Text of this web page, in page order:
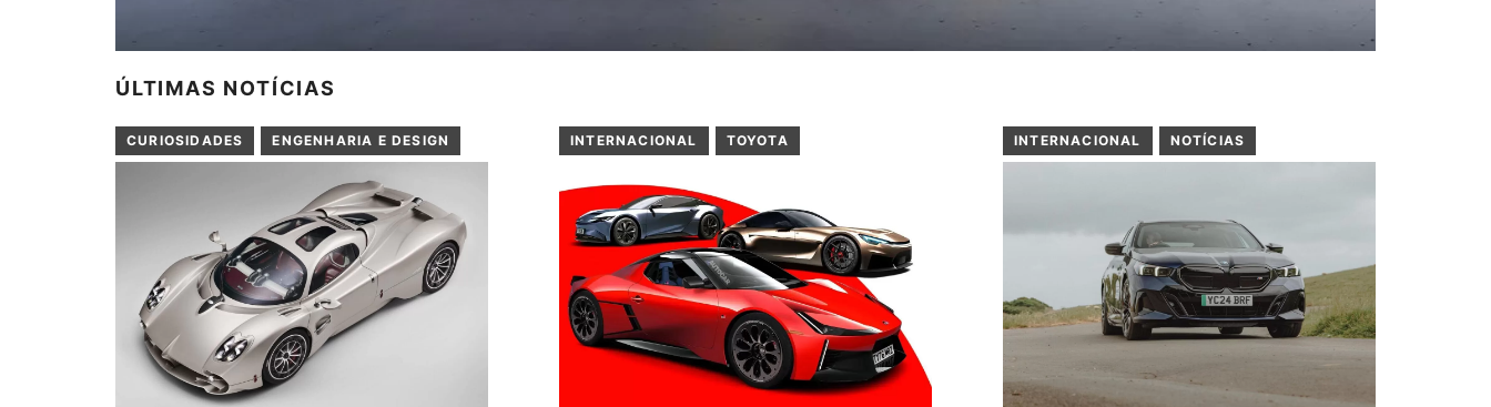
ÚLTIMAS NOTÍCIAS
CURIOSIDADES ENGENHARIA E DESIGN INTERNACIONAL TOYOTA INTERNACIONAL NOTÍCIAS